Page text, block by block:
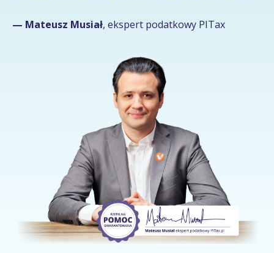
— Mateusz Musiał, ekspert podatkowy PITax